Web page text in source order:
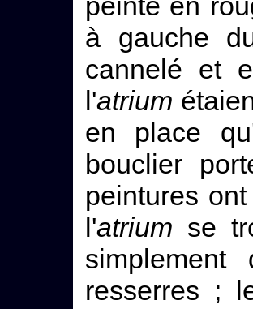
à gauche
cannelé et
l'atrium
en place
bouclier
peintures
l'atrium se
resserres ;